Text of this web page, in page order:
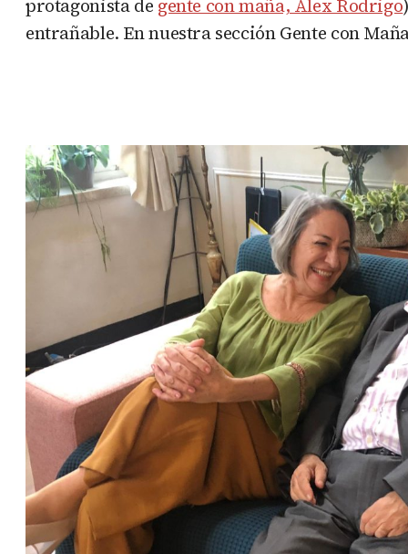
protagonista de gente con maña, Álex Rodrigo
entrañable. En nuestra sección Gente con